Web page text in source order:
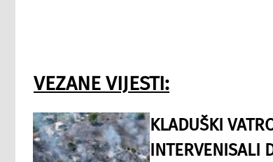
VEZANE VIJESTI:
KLADUŠKI
INTERVENISALI